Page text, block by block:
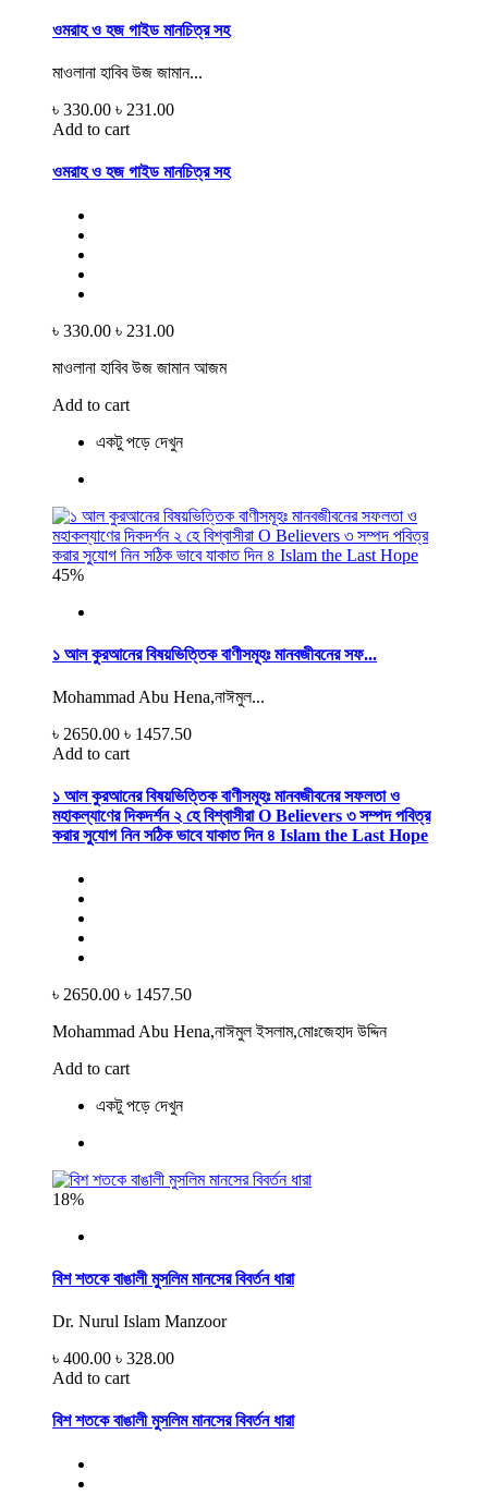
ওমরাহ ও হজ গাইড মানচিত্র সহ
মাওলানা হাবিব উজ জামান...
৳ 330.00 ৳ 231.00
Add to cart
ওমরাহ ও হজ গাইড মানচিত্র সহ
৳ 330.00 ৳ 231.00
মাওলানা হাবিব উজ জামান আজম
Add to cart
একটু পড়ে দেখুন
45%
১ আল কুরআনের বিষয়ভিত্তিক বাণীসমূহঃ মানবজীবনের সফ...
Mohammad Abu Hena,নাঈমুল...
৳ 2650.00 ৳ 1457.50
Add to cart
১ আল কুরআনের বিষয়ভিত্তিক বাণীসমূহঃ মানবজীবনের সফলতা ও
মহাকল্যাণের দিকদর্শন ২ হে বিশ্বাসীরা O Believers ৩ সম্পদ পবিত্র
করার সু্যোগ নিন সঠিক ভাবে যাকাত দিন ৪ Islam the Last Hope
৳ 2650.00 ৳ 1457.50
Mohammad Abu Hena,নাঈমুল ইসলাম,মোঃজেহাদ উদ্দিন
Add to cart
একটু পড়ে দেখুন
18%
বিশ শতকে বাঙালী মুসলিম মানসের বিবর্তন ধারা
Dr. Nurul Islam Manzoor
৳ 400.00 ৳ 328.00
Add to cart
বিশ শতকে বাঙালী মুসলিম মানসের বিবর্তন ধারা